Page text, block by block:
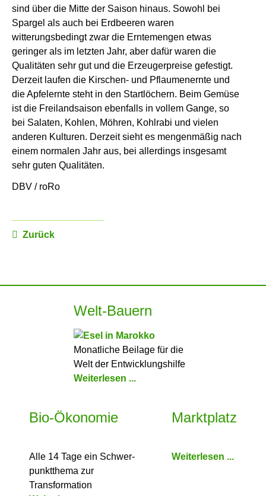
sind über die Mitte der Saison hinaus. Sowohl bei
Spargel als auch bei Erdbeeren waren
witterungsbedingt zwar die Erntemengen etwas
geringer als im letzten Jahr, aber dafür waren die
Qualitäten sehr gut und die Erzeugerpreise gefestigt.
Derzeit laufen die Kirschen- und Pflaumenernte und
die Apfelernte steht in den Startlöchern. Beim Gemüse
ist die Freilandsaison ebenfalls in vollem Gange, so
bei Salaten, Kohlen, Möhren, Kohlrabi und vielen
anderen Kulturen. Derzeit sieht es mengenmäßig nach
einem normalen Jahr aus, bei allerdings insgesamt
sehr guten Qualitäten.
DBV / roRo
Zurück
Welt-Bauern
Monatliche Beilage für die
Welt der Entwicklungshilfe
Weiterlesen ...
Bio-Ökonomie
Alle 14 Tage ein Schwer­
punkt­thema zur
Transformation
Marktplatz
Weiterlesen ...